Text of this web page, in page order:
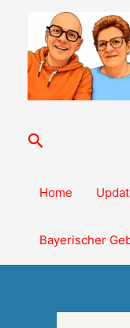
inhoud
Zoeken
Home
Bayerischer